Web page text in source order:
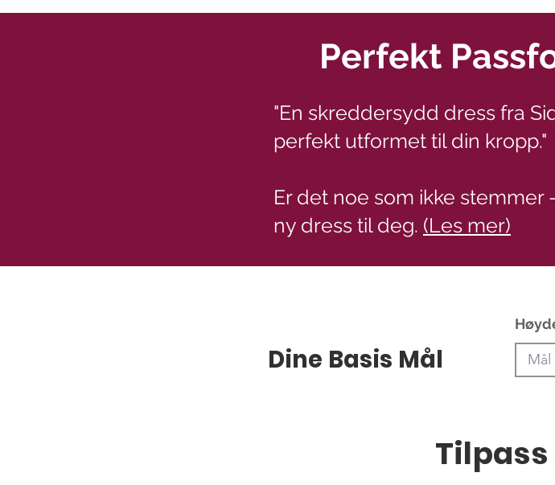
Perfekt
"En skreddersydd dress fra
perfekt utformet til din kropp."
Er det noe som ikke stemmer
ny dress til deg. (Les mer)
Dine Basis Mål